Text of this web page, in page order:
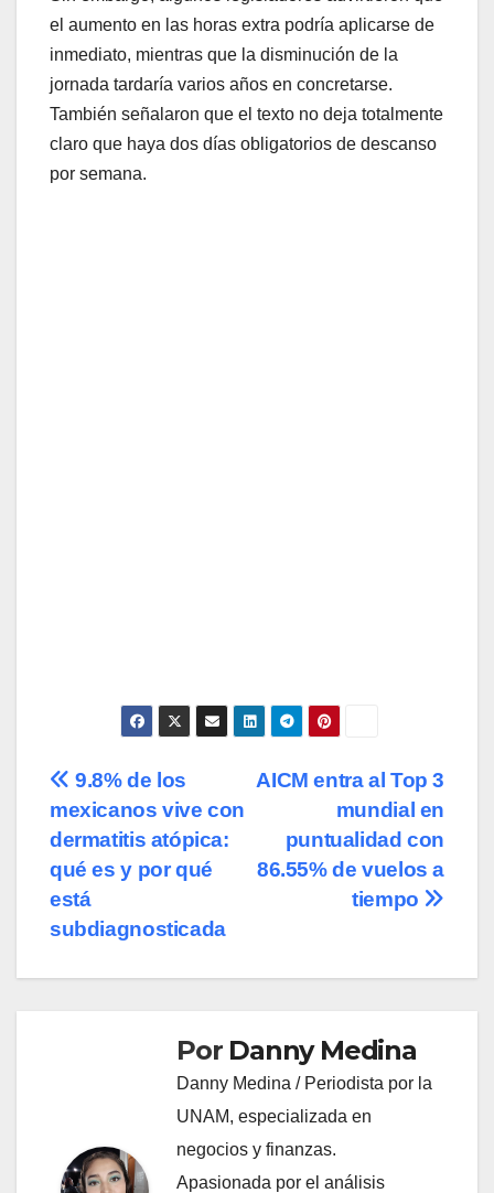
el aumento en las horas extra podría aplicarse de
inmediato, mientras que la disminución de la
jornada tardaría varios años en concretarse.
También señalaron que el texto no deja totalmente
claro que haya dos días obligatorios de descanso
por semana.
Navegación
de
entradas
AICM entra al Top 3
mundial en
puntualidad con
86.55% de vuelos a
tiempo
9.8% de los
mexicanos vive con
dermatitis atópica:
qué es y por qué
está
subdiagnosticada
Por Danny Medina
Danny Medina / Periodista por la
UNAM, especializada en
negocios y finanzas.
Apasionada por el análisis